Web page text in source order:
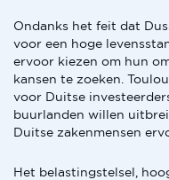
Ondanks het feit dat
voor een hoge
ervoor kiezen om hun
kansen te zoeken.
voor Duitse
buurlanden willen
Duitse zakenmensen
Het belastingstelsel,